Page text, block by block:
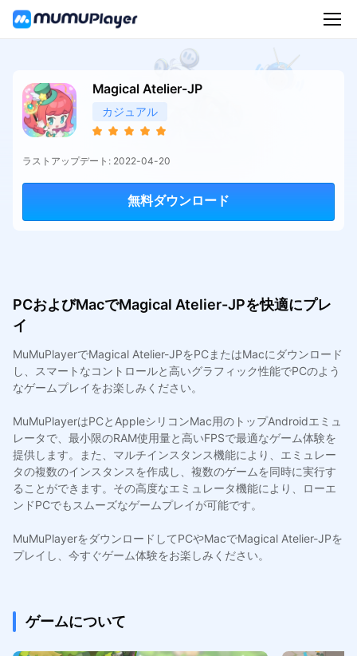
Magical Atelier-JP
カジュアル
ラストアップデート: 2022-04-20
無料ダウンロード
PCおよびMacでMagical Atelier-JPを快適にプレ
イ
MuMuPlayerでMagical Atelier-JPをPCまたはMacにダウンロード
し、スマートなコントロールと高いグラフィック性能でPCのよう
なゲームプレイをお楽しみください。
MuMuPlayerはPCとAppleシリコンMac用のトップAndroidエミュ
レータで、最小限のRAM使用量と高いFPSで最適なゲーム体験を
提供します。また、マルチインスタンス機能により、エミュレー
タの複数のインスタンスを作成し、複数のゲームを同時に実行す
ることができます。その高度なエミュレータ機能により、ローエ
ンドPCでもスムーズなゲームプレイが可能です。
MuMuPlayerをダウンロードしてPCやMacでMagical Atelier-JPを
プレイし、今すぐゲーム体験をお楽しみください。
ゲームについて